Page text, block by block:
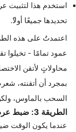
استخدم هذا لتثبيت
تحديدها جميعًا أولاً.
اعتمدتُ على هذه
عمود تمامًا - تخيلوا
محاولاتٍ لأتقن
بمجرد أن أتقنته،
السحب بالماوس،
الطريقة 3: ضبط عرض العمود تلقائيًا
عندما يكون الوقت